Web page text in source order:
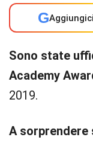
G
Sono state
Academy
2019.
A